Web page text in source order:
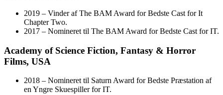
2019 – Vinder af The BAM Award for Bedste Cast for It
Chapter Two.
2017 – Nomineret til The BAM Award for Bedste Cast for IT.
Academy of Science Fiction, Fantasy & Horror
Films, USA
2018 – Nomineret til Saturn Award for Bedste Præstation af
en Yngre Skuespiller for IT.